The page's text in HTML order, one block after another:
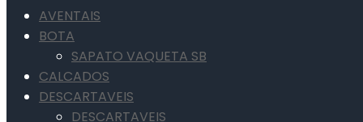
AVENTAIS
BOTA
SAPATO VAQUETA SB
CALCADOS
DESCARTAVEIS
DESCARTAVEIS